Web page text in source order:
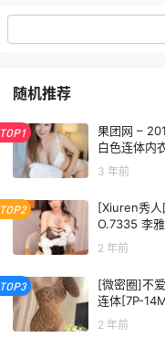
随机推荐
TOP1
果团网 –
白色连体内
3 年前
TOP2
[Xiuren秀
O.7335 李
P/656MB]
2 年前
TOP3
[微密圈]不
连体[7P-
2 年前